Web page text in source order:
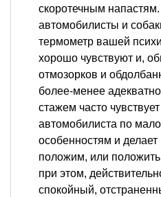
скоротечным напастям.
автомобилисты и
термометр вашей
хорошо чувствуют и,
отмозорков и
более-менее
стажем часто
автомобилиста по
особенностям и
положим, или
при этом,
спокойный,